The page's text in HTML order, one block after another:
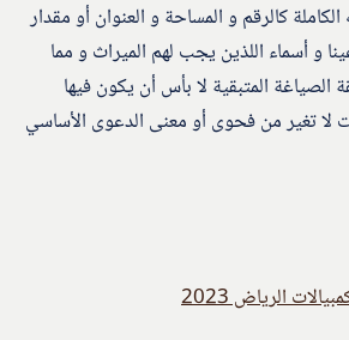
كالرقم و المساحة و العنوان أو مقدار
و أسماء اللذين يجب لهم الميراث و مما
المتبقية لا بأس أن يكون فيها
لا تغير من فحوى أو معنى الدعوى الأساسي
الرياض 2023